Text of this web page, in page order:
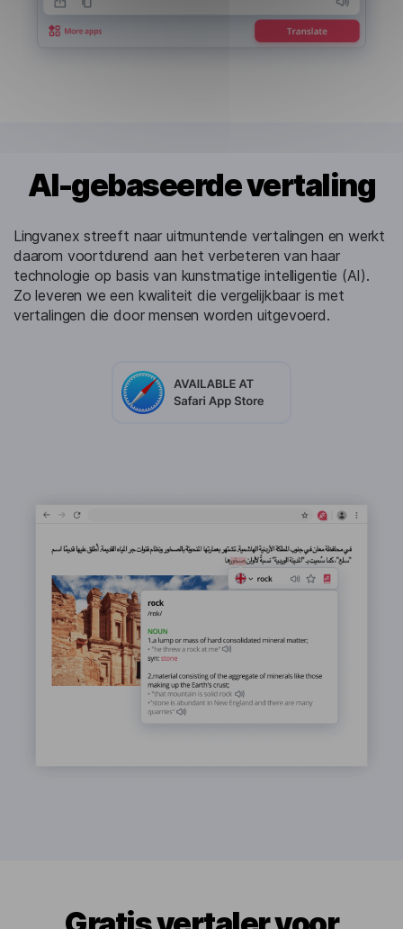
AI-gebaseerde vertaling
Lingvanex streeft naar uitmuntende vertalingen en werkt
daarom voortdurend aan het verbeteren van haar
technologie op basis van kunstmatige intelligentie (AI).
Zo leveren we een kwaliteit die vergelijkbaar is met
vertalingen die door mensen worden uitgevoerd.